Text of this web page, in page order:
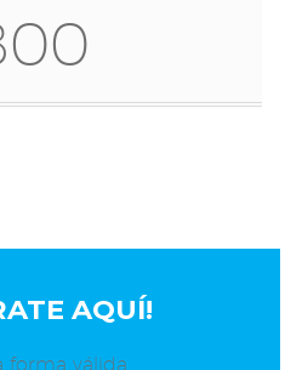
AQUÍ!
forma válida